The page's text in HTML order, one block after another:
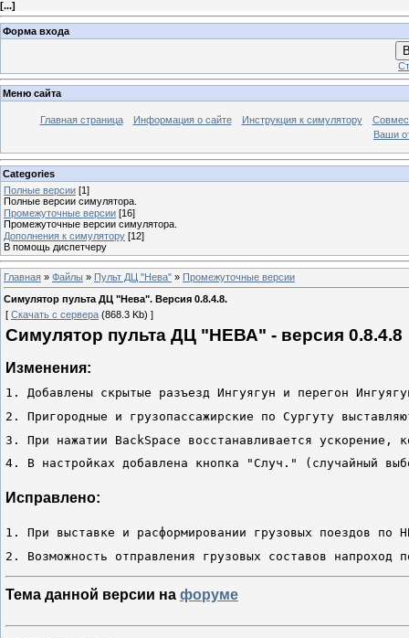
[...]
Форма входа
Меню сайта
Главная страница Информация о сайте Инструкция к симулятору
Ваши
Categories
Полные версии [1]
Полные версии симулятора.
Промежуточные версии [16]
Промежуточные версии симулятора.
Дополнения к симулятору [12]
В помощь диспетчеру
Главная » Файлы » Пульт ДЦ "Нева" » Промежуточные версии
Симулятор пульта ДЦ "Нева". Версия 0.8.4.8.
[ Скачать с сервера (868.3 Kb) ]
Симулятор пульта ДЦ "НЕВА" - версия 0.8.4.8
Изменения:
1. Добавлены скрытые разъезд Ингуягун и перегон
2. Пригородные и грузопассажирские по Сургуту
3. При нажатии BackSpace восстанавливается ускорение,
4. В настройках добавлена кнопка "Случ." (случайный
Исправлено:
1. При выставке и расформировании грузовых поездов по
2. Возможность отправления грузовых составов напроход
Тема данной версии на форуме